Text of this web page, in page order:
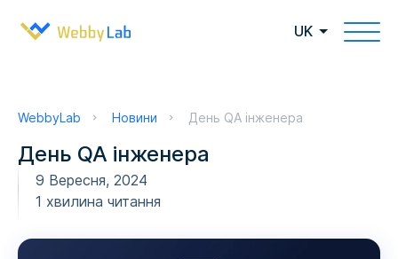
UK
WebbyLab Новини День QA інженера
День QA інженера
9 Вересня, 2024
1 хвилина читання